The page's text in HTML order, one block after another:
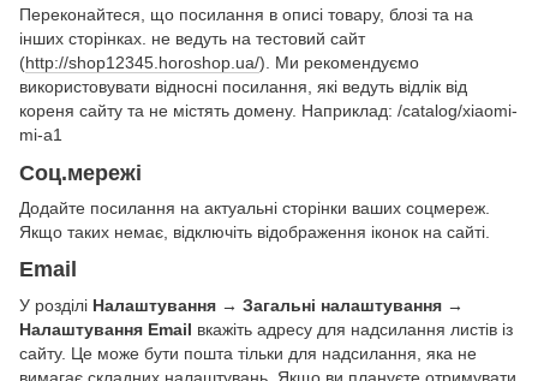
Переконайтеся, що посилання в описі товару, блозі та на
інших сторінках. не ведуть на тестовий сайт
(http://shop12345.horoshop.ua/). Ми рекомендуємо
використовувати відносні посилання, які ведуть відлік від
кореня сайту та не містять домену. Наприклад: /catalog/xiaomi-
mi-a1
Соц.мережі
Додайте посилання на актуальні сторінки ваших соцмереж.
Якщо таких немає, відключіть відображення іконок на сайті.
Email
У розділі Налаштування → Загальні налаштування →
Налаштування Email вкажіть адресу для надсилання листів із
сайту. Це може бути пошта тільки для надсилання, яка не
вимагає складних налаштувань. Якщо ви плануєте отримувати